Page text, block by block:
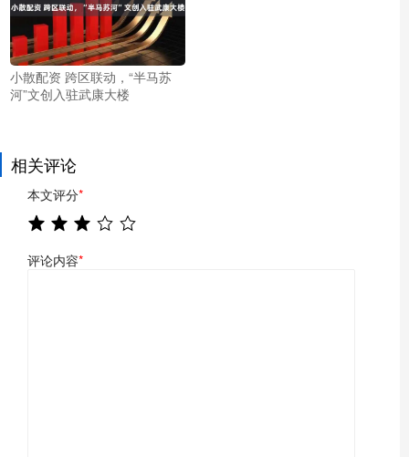
小散配资 跨区联动，“半马苏
河”文创入驻武康大楼
相关评论
本文评分*
评论内容*